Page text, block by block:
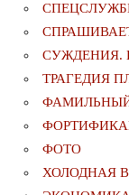
СУЖДЕНИЯ.
ТРАГЕДИЯ
ФОТО
ХОЛОДНАЯ